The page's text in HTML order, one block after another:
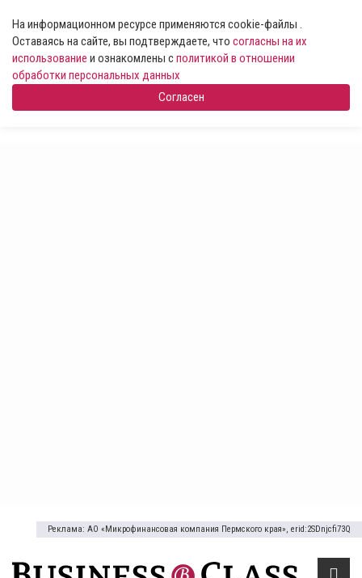
На информационном ресурсе применяются cookie-файлы .
Оставаясь на сайте, вы подтверждаете, что согласны на их
использование и ознакомлены сполитикой в отношении
обработки персональных данных
Согласен
Реклама: АО «Микрофинансовая компания Пермского края», erid:2SDnjcfi73Q